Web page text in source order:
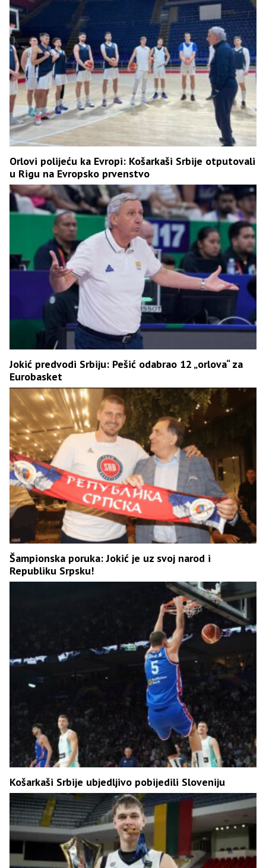
Orlovi polijeću ka Evropi: Košarkaši Srbije otputovali
u Rigu na Evropsko prvenstvo
Jokić predvodi Srbiju: Pešić odabrao 12 „orlova“ za
Eurobasket
Šampionska poruka: Jokić je uz svoj narod i
Republiku Srpsku!
Košarkaši Srbije ubjedljivo pobijedili Sloveniju